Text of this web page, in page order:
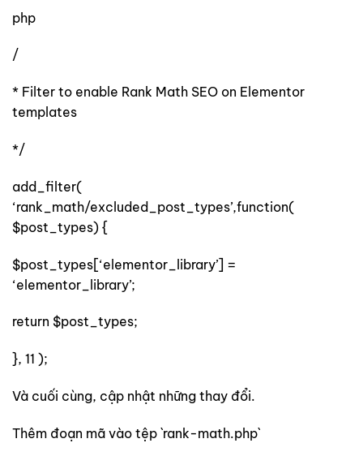
php
/
* Filter to enable Rank Math SEO on Elementor
templates
*/
add_filter(
‘rank_math/excluded_post_types’,function(
$post_types) {
$post_types[‘elementor_library’] =
‘elementor_library’;
return $post_types;
}, 11 );
Và cuối cùng, cập nhật những thay đổi.
Thêm đoạn mã vào tệp `rank-math.php`